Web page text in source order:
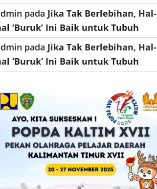
pada Jika Tak Berlebihan, Hal-
‘Buruk’ Ini Baik untuk Tubuh
pada Jika Tak Berlebihan, Hal-
‘Buruk’ Ini Baik untuk Tubuh